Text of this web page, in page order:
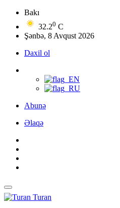
Bakı
32.20 C
Şənbə, 8 Avqust 2026
Daxil ol
Abunə
Əlaqə
Turan